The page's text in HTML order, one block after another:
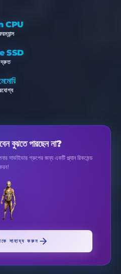
CPU
SSD
বুঝতে পারছেন না?
গ্রুপের জন্য একটি প্ল্যান রিকমেন্ড
সাহায্য করুন